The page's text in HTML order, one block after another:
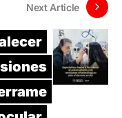
Next Article